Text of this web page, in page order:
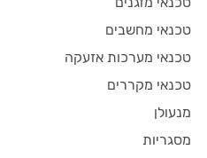
טכנאי מחשבים
טכנאי מערכות אזעקה
טכנאי מקררים
מנעולן
מסגריות